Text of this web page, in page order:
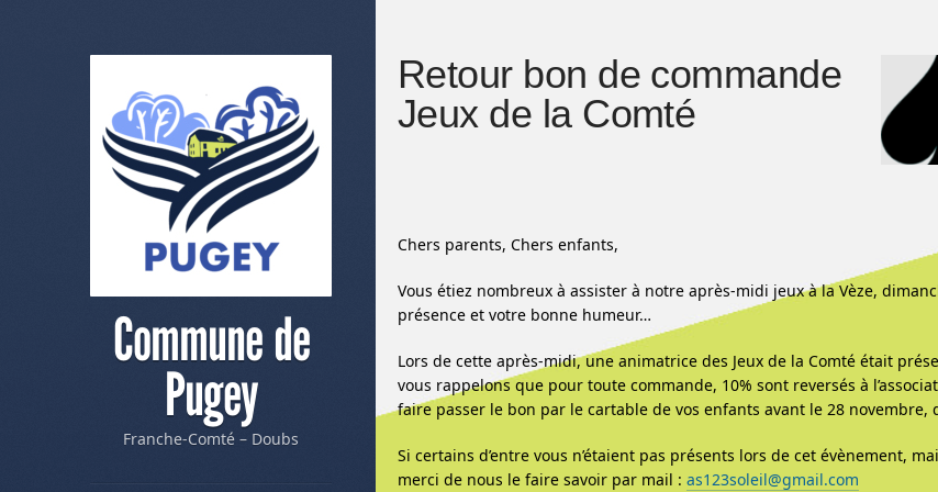
Commune de
Pugey
Franche-Comté – Doubs
Retour bon de commande
Jeux de la Comté
Chers parents, Chers enfants,
Vous étiez nombreux à assister à notre après-midi jeux à la Vèze,
présence et votre bonne humeur…
Lors de cette après-midi, une animatrice des Jeux de la Comté était
vous rappelons que pour toute commande, 10% sont reversés à
faire passer le bon par le cartable de vos enfants avant le 28 novembre,
Si certains d’entre vous n’étaient pas présents lors de cet évènement,
merci de nous le faire savoir par mail : as123soleil@gmail.com